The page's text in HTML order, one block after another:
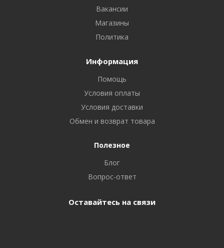
Вакансии
Магазины
Политика
Информация
Помощь
Условия оплаты
Условия доставки
Обмен и возврат товара
Полезное
Блог
Вопрос-ответ
Оставайтесь на связи